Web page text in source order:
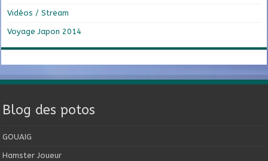
Vidéos / Stream
Voyage Japon 2014
Blog des potos
GOUAIG
Hamster Joueur